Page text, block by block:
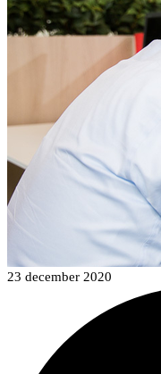
23 december 2020